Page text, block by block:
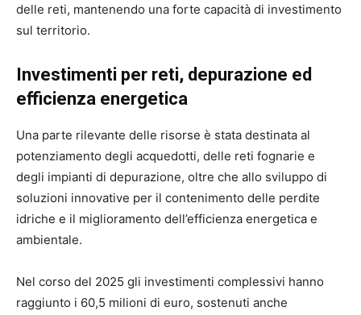
delle reti, mantenendo una forte capacità di investimento
sul territorio.
Investimenti per reti, depurazione ed
efficienza energetica
Una parte rilevante delle risorse è stata destinata al
potenziamento degli acquedotti, delle reti fognarie e
degli impianti di depurazione, oltre che allo sviluppo di
soluzioni innovative per il contenimento delle perdite
idriche e il miglioramento dell’efficienza energetica e
ambientale.
Nel corso del 2025 gli investimenti complessivi hanno
raggiunto i 60,5 milioni di euro, sostenuti anche